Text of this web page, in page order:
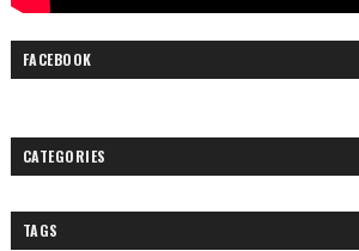
FACEBOOK
CATEGORIES
TAGS